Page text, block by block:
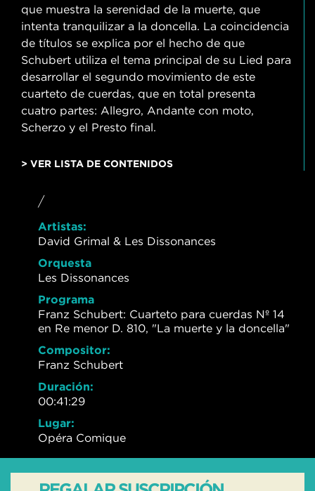
que muestra la serenidad de la muerte, que
intenta tranquilizar a la doncella. La coincidencia
de títulos se explica por el hecho de que
Schubert utiliza el tema principal de su Lied para
desarrollar el segundo movimiento de este
cuarteto de cuerdas, que en total presenta
cuatro partes: Allegro, Andante con moto,
Scherzo y el Presto final.
> VER LISTA DE CONTENIDOS
/
Artistas:
David Grimal & Les Dissonances
Orquesta
Les Dissonances
Programa
Franz Schubert: Cuarteto para cuerdas Nº 14
en Re menor D. 810, "La muerte y la doncella"
Compositor:
Franz Schubert
Duración:
00:41:29
Lugar:
Opéra Comique